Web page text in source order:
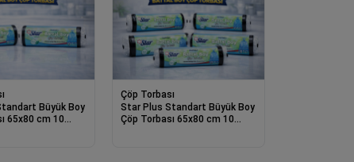
Büyük Boy
65x80 cm 10
Çöp Torbası
Star Plus Standart Büyük Boy
Çöp Torbası 65x80 cm 10